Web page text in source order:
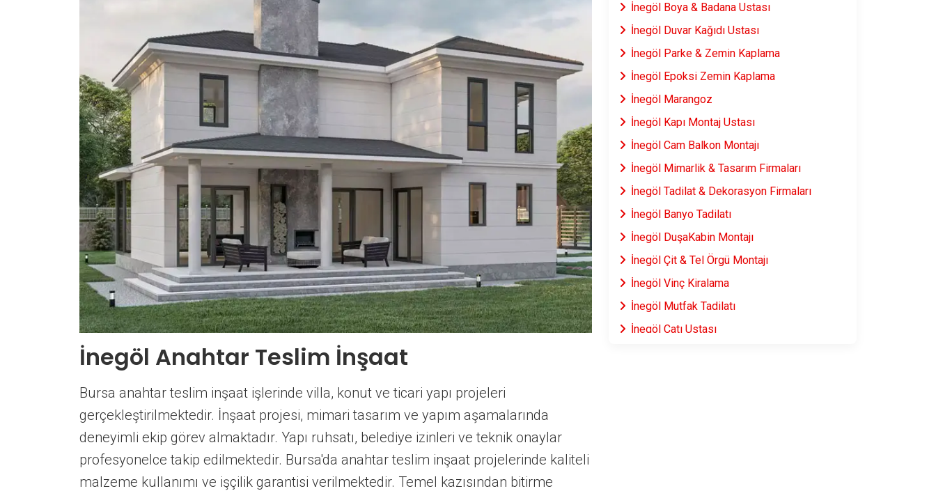
İnegöl Anahtar Teslim İnşaat
Bursa anahtar teslim inşaat işlerinde villa, konut ve ticari yapı projeleri
gerçekleştirilmektedir. İnşaat projesi, mimari tasarım ve yapım aşamalarında
deneyimli ekip görev almaktadır. Yapı ruhsatı, belediye izinleri ve teknik onaylar
profesyonelce takip edilmektedir. Bursa'da anahtar teslim inşaat projelerinde kaliteli
malzeme kullanımı ve işçilik garantisi verilmektedir. Temel kazısından bitirme
İnegöl Boya & Badana Ustası
İnegöl Duvar Kağıdı Ustası
İnegöl Parke & Zemin Kaplama
İnegöl Epoksi Zemin Kaplama
İnegöl Marangoz
İnegöl Kapı Montaj Ustası
İnegöl Cam Balkon Montajı
İnegöl Mimarlik & Tasarım Firmaları
İnegöl Tadilat & Dekorasyon Firmaları
İnegöl Banyo Tadilatı
İnegöl DuşaKabin Montajı
İnegöl Çit & Tel Örgü Montajı
İnegöl Vinç Kiralama
İnegöl Mutfak Tadilatı
İnegöl Çatı Ustası